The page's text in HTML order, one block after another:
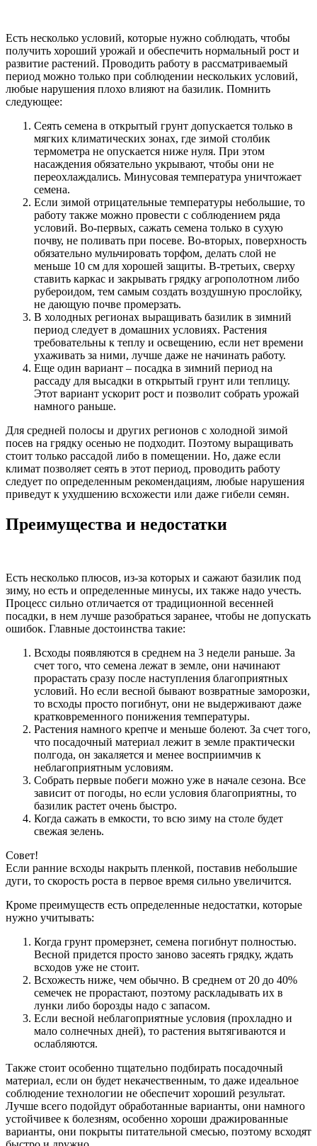
Есть несколько условий, которые нужно соблюдать, чтобы
получить хороший урожай и обеспечить нормальный рост и
развитие растений. Проводить работу в рассматриваемый
период можно только при соблюдении нескольких условий,
любые нарушения плохо влияют на базилик. Помнить
следующее:
Сеять семена в открытый грунт допускается только в
мягких климатических зонах, где зимой столбик
термометра не опускается ниже нуля. При этом
насаждения обязательно укрывают, чтобы они не
переохлаждались. Минусовая температура уничтожает
семена.
Если зимой отрицательные температуры небольшие, то
работу также можно провести с соблюдением ряда
условий. Во-первых, сажать семена только в сухую
почву, не поливать при посеве. Во-вторых, поверхность
обязательно мульчировать торфом, делать слой не
меньше 10 см для хорошей защиты. В-третьих, сверху
ставить каркас и закрывать грядку агрополотном либо
рубероидом, тем самым создать воздушную прослойку,
не дающую почве промерзать.
В холодных регионах выращивать базилик в зимний
период следует в домашних условиях. Растения
требовательны к теплу и освещению, если нет времени
ухаживать за ними, лучше даже не начинать работу.
Еще один вариант – посадка в зимний период на
рассаду для высадки в открытый грунт или теплицу.
Этот вариант ускорит рост и позволит собрать урожай
намного раньше.
Для средней полосы и других регионов с холодной зимой
посев на грядку осенью не подходит. Поэтому выращивать
стоит только рассадой либо в помещении. Но, даже если
климат позволяет сеять в этот период, проводить работу
следует по определенным рекомендациям, любые нарушения
приведут к ухудшению всхожести или даже гибели семян.
Преимущества и недостатки
Есть несколько плюсов, из-за которых и сажают базилик под
зиму, но есть и определенные минусы, их также надо учесть.
Процесс сильно отличается от традиционной весенней
посадки, в нем лучше разобраться заранее, чтобы не допускать
ошибок. Главные достоинства такие:
Всходы появляются в среднем на 3 недели раньше. За
счет того, что семена лежат в земле, они начинают
прорастать сразу после наступления благоприятных
условий. Но если весной бывают возвратные заморозки,
то всходы просто погибнут, они не выдерживают даже
кратковременного понижения температуры.
Растения намного крепче и меньше болеют. За счет того,
что посадочный материал лежит в земле практически
полгода, он закаляется и менее восприимчив к
неблагоприятным условиям.
Собрать первые побеги можно уже в начале сезона. Все
зависит от погоды, но если условия благоприятны, то
базилик растет очень быстро.
Когда сажать в емкости, то всю зиму на столе будет
свежая зелень.
Совет!
Если ранние всходы накрыть пленкой, поставив небольшие
дуги, то скорость роста в первое время сильно увеличится.
Кроме преимуществ есть определенные недостатки, которые
нужно учитывать:
Когда грунт промерзнет, семена погибнут полностью.
Весной придется просто заново засеять грядку, ждать
всходов уже не стоит.
Всхожесть ниже, чем обычно. В среднем от 20 до 40%
семечек не прорастают, поэтому раскладывать их в
лунки либо борозды надо с запасом.
Если весной неблагоприятные условия (прохладно и
мало солнечных дней), то растения вытягиваются и
ослабляются.
Также стоит особенно тщательно подбирать посадочный
материал, если он будет некачественным, то даже идеальное
соблюдение технологии не обеспечит хороший результат.
Лучше всего подойдут обработанные варианты, они намного
устойчивее к болезням, особенно хороши дражированные
варианты, они покрыты питательной смесью, поэтому всходят